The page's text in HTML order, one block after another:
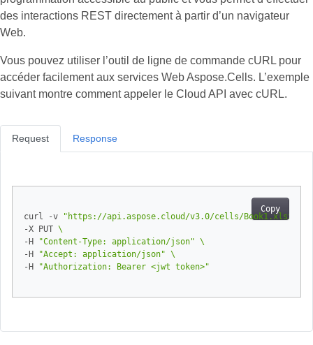
des interactions REST directement à partir d’un navigateur
Web.
Vous pouvez utiliser l’outil de ligne de commande cURL pour
accéder facilement aux services Web Aspose.Cells. L’exemple
suivant montre comment appeler le Cloud API avec cURL.
Request
Copy
curl -v
"https://api.aspose.cloud/v3.0/cells/Book1.xlsx/
-X PUT
-H
"Content-Type: application/json"
-H
"Accept: application/json"
-H
"Authorization: Bearer <jwt token>"
Response